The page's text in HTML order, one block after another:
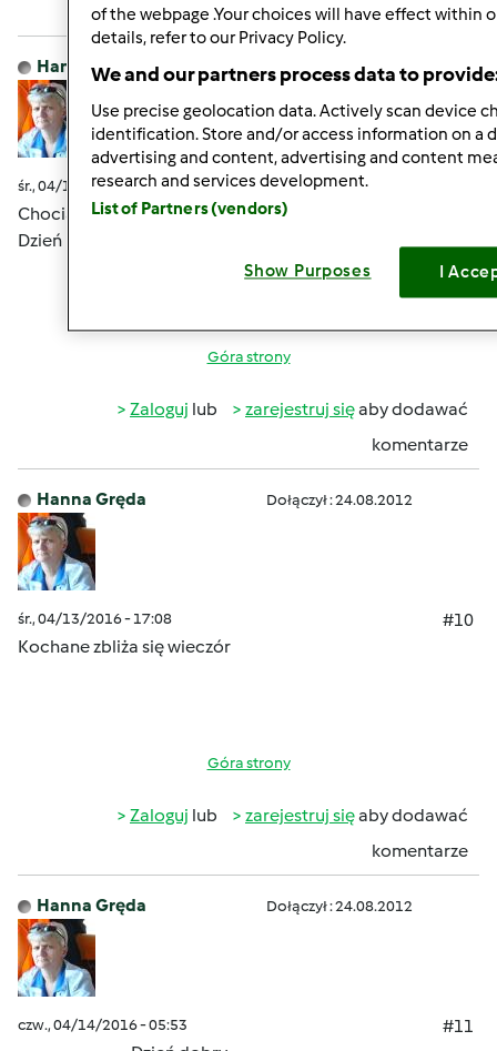
komentarze
Hanna Gręda Dołączył : 24.08.2012
śr., 04/13/2016 - 02:20
Chociaż nie powiedziałam Wam dobranoc to mówię
Dzień Dobry
Góra strony
Zaloguj lub zarejestruj sięaby dodawać
komentarze
Hanna Gręda Dołączył : 24.08.2012
śr., 04/13/2016 - 17:08
#10
Kochane zbliża się wieczór
Góra strony
Zaloguj lub zarejestruj sięaby dodawać
komentarze
Hanna Gręda Dołączył : 24.08.2012
czw., 04/14/2016 - 05:53
#11
of the webpage .Your choices will have effect within
details, refer to our Privacy Policy.
We and our partners process data to
Use precise geolocation data. Actively scan device
identification. Store and/or access information on a
advertising and content, advertising and content
research and services development.
List of Partners (vendors)
Show Purposes I